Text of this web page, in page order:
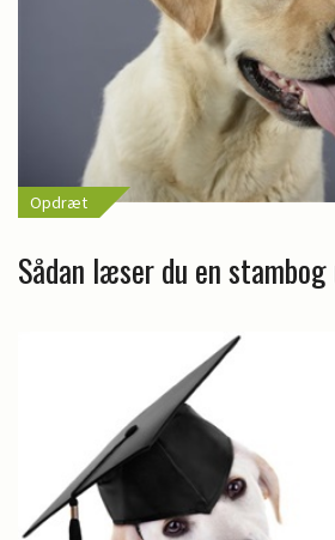
Opdræt
Sådan læser du en